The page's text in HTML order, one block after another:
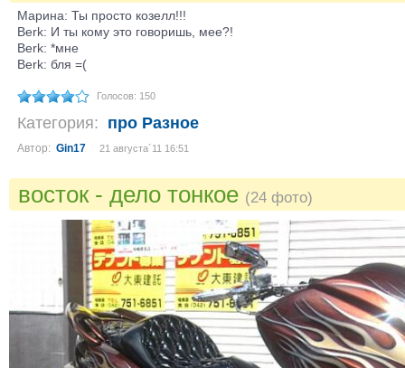
Марина: Ты просто козелл!!!
Berk: И ты кому это говоришь, мее?!
Berk: *мне
Berk: бля =(
Голосов: 150
Категория: про Разное
Автор: Gin17 21 августа´11 16:51
восток - дело тонкое (24 фото)